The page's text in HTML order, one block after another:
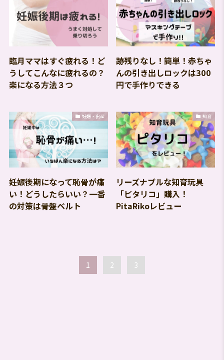
臨月ママはすぐ疲れる！ど
うしてこんなに疲れるの？
楽になる方法３つ
跡残りなし！簡単！赤ちゃ
んの引き出しロックは300
円で手作りできる
妊娠・出産
妊娠後期になって恥骨が痛
い！どうしたらいい？一番
の対策は骨盤ベルト
知育
リーズナブルな知育玩具
「ピタリコ」購入！
PitaRikoレビュー
1 2 3